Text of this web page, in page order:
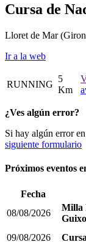
Cursa de
Lloret de Mar
Ir a la web
RUNNING
5
Km
¿Ves algún error?
Si hay algún error
siguiente formulario
Próximos eventos
Fecha
08/08/2026
Milla
09/08/2026